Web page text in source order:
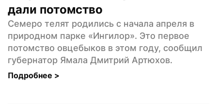
дали потомство
Семеро телят родились с начала апреля в
природном парке «Ингилор». Это первое
потомство овцебыков в этом году, сообщил
губернатор Ямала Дмитрий Артюхов.
Подробнее >